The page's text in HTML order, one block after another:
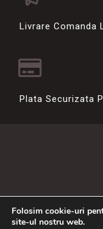
Livrare Comanda
Plata Securizata
Folosim cookie-uri
site-ul nostru web.